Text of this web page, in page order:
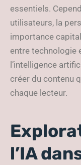
essentiels.
utilisateurs, la
importance
entre technologie
l’intelligence
créer du contenu
chaque lecteur.
l’IA